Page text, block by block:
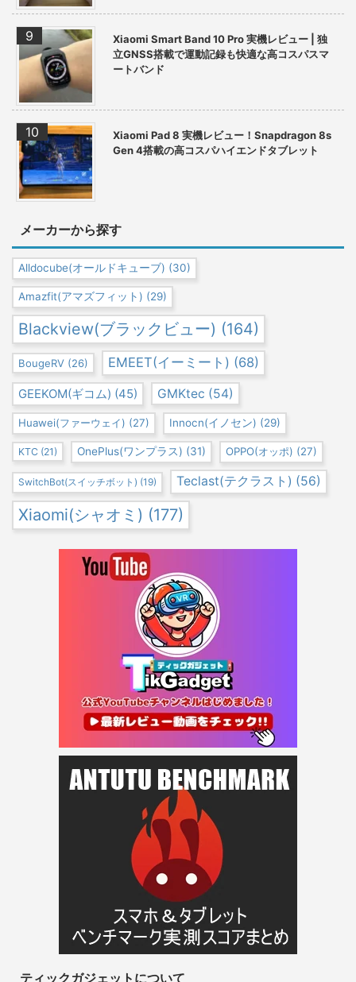
Xiaomi Smart Band 10 Pro 実機レビュー | 独
立GNSS搭載で運動記録も快適な高コスパスマ
ートバンド
Xiaomi Pad 8 実機レビュー！Snapdragon 8s
Gen 4搭載の高コスパハイエンドタブレット
メーカーから探す
Alldocube(オールドキューブ) (30)
Amazfit(アマズフィット) (29)
Blackview(ブラックビュー) (164)
BougeRV (26) EMEET(イーミート) (68)
GEEKOM(ギコム) (45) GMKtec (54)
Huawei(ファーウェイ) (27) Innocn(イノセン) (29)
KTC (21) OnePlus(ワンプラス) (31) OPPO(オッポ) (27)
SwitchBot(スイッチボット) (19) Teclast(テクラスト) (56)
Xiaomi(シャオミ) (177)
ティックガジェットについて